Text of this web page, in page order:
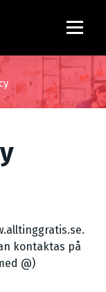
kontaktas på
@)